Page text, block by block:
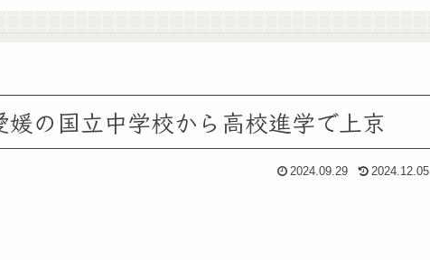
の国立中学校から高校進学で上京
2024.09.29 2024.12.05